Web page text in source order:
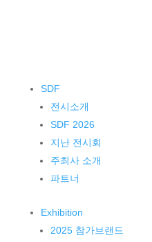
SDF
전시소개
SDF 2026
지난 전시회
주최사 소개
파트너
Exhibition
2025 참가브랜드